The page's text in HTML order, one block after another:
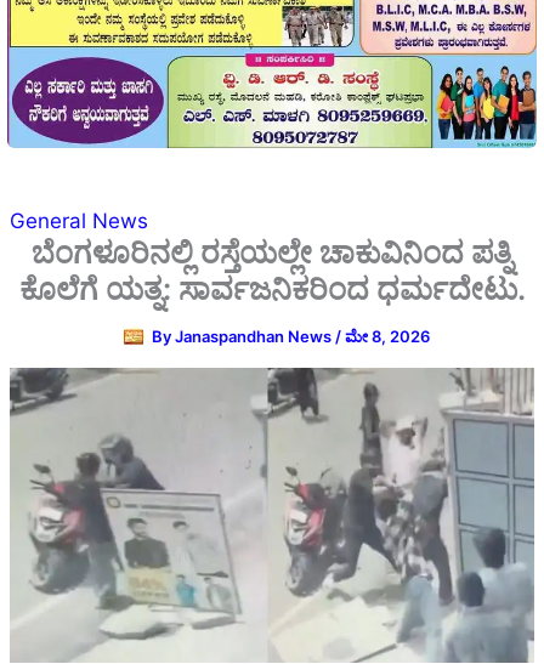
General News
ಬೆಂಗಳೂರಿನಲ್ಲಿ ರಸ್ತೆಯಲ್ಲೇ ಚಾಕುವಿನಿಂದ ಪತ್ನಿ
ಕೊಲೆಗೆ ಯತ್ನ: ಸಾರ್ವಜನಿಕರಿಂದ ಧರ್ಮದೇಟು.
ByJanaspandhan News /ಮೇ 8, 2026